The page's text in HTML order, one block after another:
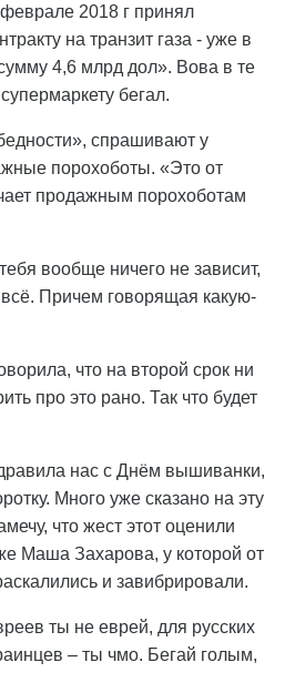
2018 г принял
на транзит газа - уже в
4,6 млрд дол». Вова в те
бегал.
спрашивают у
порохоботы. «Это от
продажным порохоботам
вообще ничего не зависит,
Причем говорящая какую-
что на второй срок ни
про это рано. Так что будет
нас с Днём вышиванки,
Много уже сказано на эту
что жест этот оценили
Маша Захарова, у которой от
и завибрировали.
ты не еврей, для русских
– ты чмо. Бегай голым,